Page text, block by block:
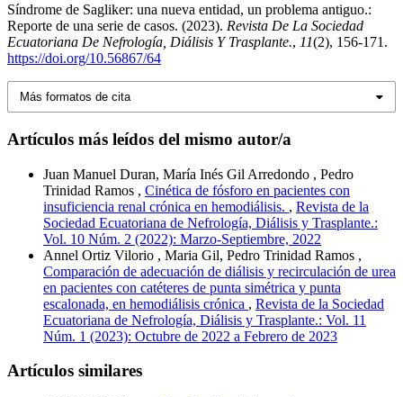
Síndrome de Sagliker: una nueva entidad, un problema antiguo.:
Reporte de una serie de casos. (2023). Revista De La Sociedad
Ecuatoriana De Nefrología, Diálisis Y Trasplante., 11(2), 156-171.
https://doi.org/10.56867/64
Más formatos de cita
Artículos más leídos del mismo autor/a
Juan Manuel Duran, María Inés Gil Arredondo , Pedro
Trinidad Ramos , Cinética de fósforo en pacientes con
insuficiencia renal crónica en hemodiálisis. , Revista de la
Sociedad Ecuatoriana de Nefrología, Diálisis y Trasplante.:
Vol. 10 Núm. 2 (2022): Marzo-Septiembre, 2022
Annel Ortiz Vilorio , Maria Gil, Pedro Trinidad Ramos ,
Comparación de adecuación de diálisis y recirculación de urea
en pacientes con catéteres de punta simétrica y punta
escalonada, en hemodiálisis crónica , Revista de la Sociedad
Ecuatoriana de Nefrología, Diálisis y Trasplante.: Vol. 11
Núm. 1 (2023): Octubre de 2022 a Febrero de 2023
Artículos similares